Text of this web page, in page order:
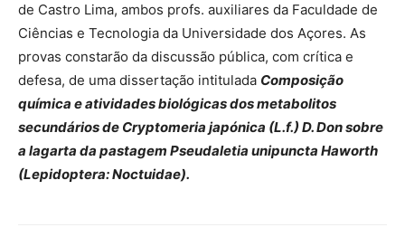
de Castro Lima, ambos profs. auxiliares da Faculdade de
Ciências e Tecnologia da Universidade dos Açores. As
provas constarão da discussão pública, com crítica e
defesa, de uma dissertação intitulada Composição
química e atividades biológicas dos metabolitos
secundários de Cryptomeria japónica (L.f.) D. Don sobre
a lagarta da pastagem Pseudaletia unipuncta Haworth
(Lepidoptera: Noctuidae).